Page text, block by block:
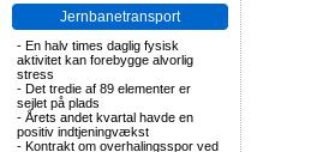
Jernbanetransport
- En halv times daglig fysisk
aktivitet kan forebygge alvorlig
stress
- Det tredie af 89 elementer er
sejlet på plads
- Årets andet kvartal havde en
positiv indtjeningvækst
- Kontrakt om overhalingsspor ved